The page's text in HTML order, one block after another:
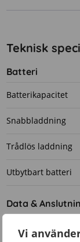
Vi
Teknisk
Batteri
Batterikapacitet
Snabbladdning
Trådlös laddning
Utbytbart batteri
Data &